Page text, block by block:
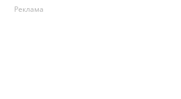
Реклама